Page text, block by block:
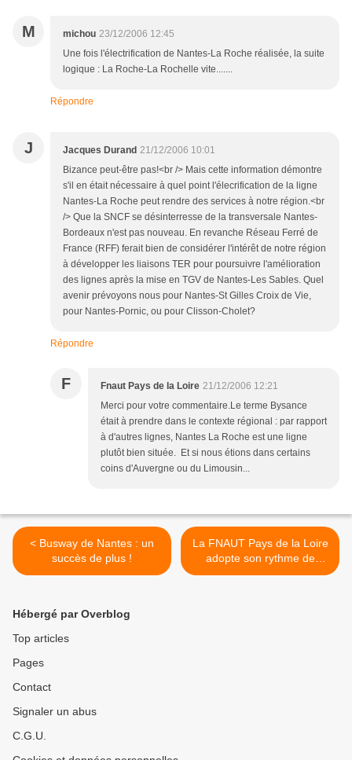
M michou 23/12/2006 12:45
Une fois l'électrification de Nantes-La Roche réalisée, la suite
logique : La Roche-La Rochelle vite.......
Répondre
J Jacques Durand 21/12/2006 10:01
Bizance peut-être pas!<br /> Mais cette information démontre
s'il en était nécessaire à quel point l'élecrification de la ligne
Nantes-La Roche peut rendre des services à notre région.<br
/> Que la SNCF se désinterresse de la transversale Nantes-
Bordeaux n'est pas nouveau. En revanche Réseau Ferré de
France (RFF) ferait bien de considérer l'intérêt de notre région
à développer les liaisons TER pour poursuivre l'amélioration
des lignes après la mise en TGV de Nantes-Les Sables. Quel
avenir prévoyons nous pour Nantes-St Gilles Croix de Vie,
pour Nantes-Pornic, ou pour Clisson-Cholet?
Répondre
F Fnaut Pays de la Loire 21/12/2006 12:21
Merci pour votre commentaire.Le terme Bysance
était à prendre dans le contexte régional : par rapport
à d'autres lignes, Nantes La Roche est une ligne
plutôt bien située. Et si nous étions dans certains
coins d'Auvergne ou du Limousin...
< Busway de Nantes : un
succès de plus !
La FNAUT Pays de la Loire
adopte son rythme de
congés de Noël >
Hébergé par Overblog
Top articles
Pages
Contact
Signaler un abus
C.G.U.